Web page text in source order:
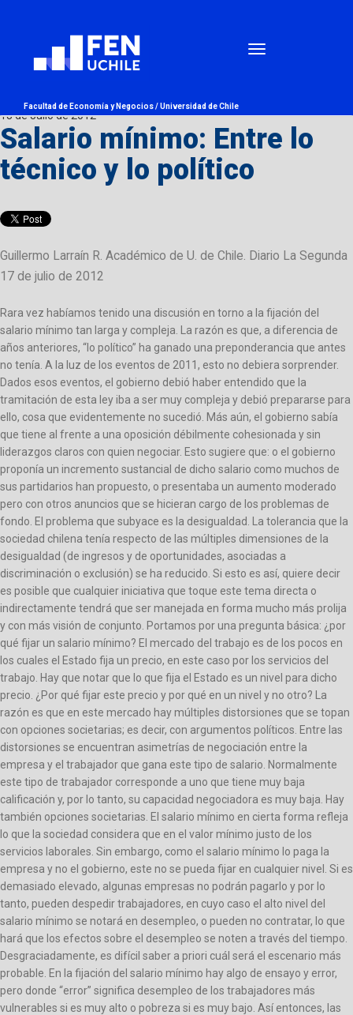
Facultad de Economía y Negocios /Universidad de Chile
18 de Julio de 2012
Salario mínimo: Entre lo
técnico y lo político
Guillermo Larraín R. Académico de U. de Chile. Diario La Segunda
17 de julio de 2012
Rara vez habíamos tenido una discusión en torno a la fijación del
salario mínimo tan larga y compleja. La razón es que, a diferencia de
años anteriores, “lo político” ha ganado una preponderancia que antes
no tenía. A la luz de los eventos de 2011, esto no debiera sorprender.
Dados esos eventos, el gobierno debió haber entendido que la
tramitación de esta ley iba a ser muy compleja y debió prepararse para
ello, cosa que evidentemente no sucedió. Más aún, el gobierno sabía
que tiene al frente a una oposición débilmente cohesionada y sin
liderazgos claros con quien negociar. Esto sugiere que: o el gobierno
proponía un incremento sustancial de dicho salario como muchos de
sus partidarios han propuesto, o presentaba un aumento moderado
pero con otros anuncios que se hicieran cargo de los problemas de
fondo. El problema que subyace es la desigualdad. La tolerancia que la
sociedad chilena tenía respecto de las múltiples dimensiones de la
desigualdad (de ingresos y de oportunidades, asociadas a
discriminación o exclusión) se ha reducido. Si esto es así, quiere decir
es posible que cualquier iniciativa que toque este tema directa o
indirectamente tendrá que ser manejada en forma mucho más prolija
y con más visión de conjunto. Portamos por una pregunta básica: ¿por
qué fijar un salario mínimo? El mercado del trabajo es de los pocos en
los cuales el Estado fija un precio, en este caso por los servicios del
trabajo. Hay que notar que lo que fija el Estado es un nivel para dicho
precio. ¿Por qué fijar este precio y por qué en un nivel y no otro? La
razón es que en este mercado hay múltiples distorsiones que se topan
con opciones societarias; es decir, con argumentos políticos. Entre las
distorsiones se encuentran asimetrías de negociación entre la
empresa y el trabajador que gana este tipo de salario. Normalmente
este tipo de trabajador corresponde a uno que tiene muy baja
calificación y, por lo tanto, su capacidad negociadora es muy baja. Hay
también opciones societarias. El salario mínimo en cierta forma refleja
lo que la sociedad considera que en el valor mínimo justo de los
servicios laborales. Sin embargo, como el salario mínimo lo paga la
empresa y no el gobierno, este no se pueda fijar en cualquier nivel. Si es
demasiado elevado, algunas empresas no podrán pagarlo y por lo
tanto, pueden despedir trabajadores, en cuyo caso el alto nivel del
salario mínimo se notará en desempleo, o pueden no contratar, lo que
hará que los efectos sobre el desempleo se noten a través del tiempo.
Desgraciadamente, es difícil saber a priori cuál será el escenario más
probable. En la fijación del salario mínimo hay algo de ensayo y error,
pero donde “error” significa desempleo de los trabajadores más
vulnerables si es muy alto o pobreza si es muy bajo. Así entonces, las